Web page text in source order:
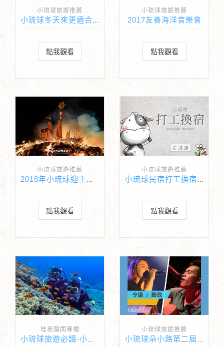
小琉球旅遊推薦
點我觀看
小琉球旅遊推薦
2017友善海洋音樂會
點我觀看
小琉球旅遊推薦
2018年小琉球迎王祭時間
點我觀看
小琉球旅遊推薦
小琉球民宿打工換宿在這裡找
點我觀看
哇靠腦闆專欄 小琉球旅遊推薦